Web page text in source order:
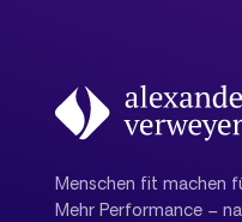
Menschen fit machen
Mehr Performance –